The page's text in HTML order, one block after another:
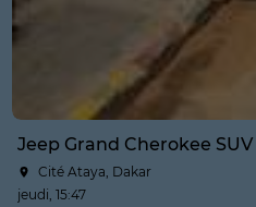
Jeep Grand Cherokee
Cité Ataya, Dakar
jeudi, 15:47